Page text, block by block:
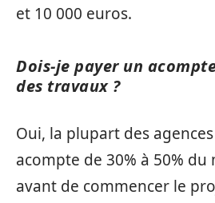
et 10 000 euros.
Dois-je payer un
des travaux ?
Oui, la plupart des
acompte de 30% à 50%
avant de commencer le